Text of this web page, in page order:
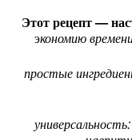
Этот рецепт —
экономию
простые